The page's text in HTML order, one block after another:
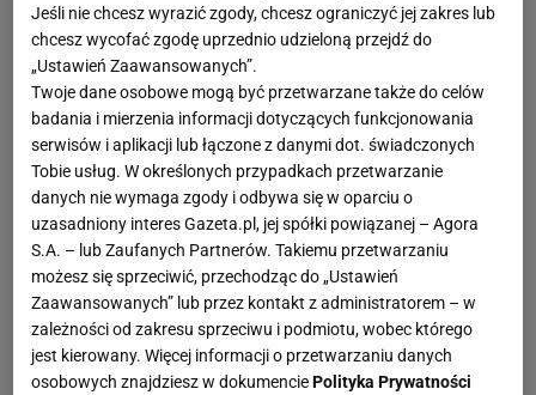
Jeśli nie chcesz wyrazić zgody, chcesz ograniczyć jej zakres lub
chcesz wycofać zgodę uprzednio udzieloną przejdź do
„Ustawień Zaawansowanych”.
Twoje dane osobowe mogą być przetwarzane także do celów
badania i mierzenia informacji dotyczących funkcjonowania
serwisów i aplikacji lub łączone z danymi dot. świadczonych
Tobie usług. W określonych przypadkach przetwarzanie
danych nie wymaga zgody i odbywa się w oparciu o
uzasadniony interes Gazeta.pl, jej spółki powiązanej – Agora
S.A. – lub Zaufanych Partnerów. Takiemu przetwarzaniu
możesz się sprzeciwić, przechodząc do „Ustawień
Zaawansowanych” lub przez kontakt z administratorem – w
zależności od zakresu sprzeciwu i podmiotu, wobec którego
jest kierowany. Więcej informacji o przetwarzaniu danych
osobowych znajdziesz w dokumenciePolityka Prywatności